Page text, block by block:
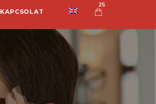
KAPCSOLAT
25